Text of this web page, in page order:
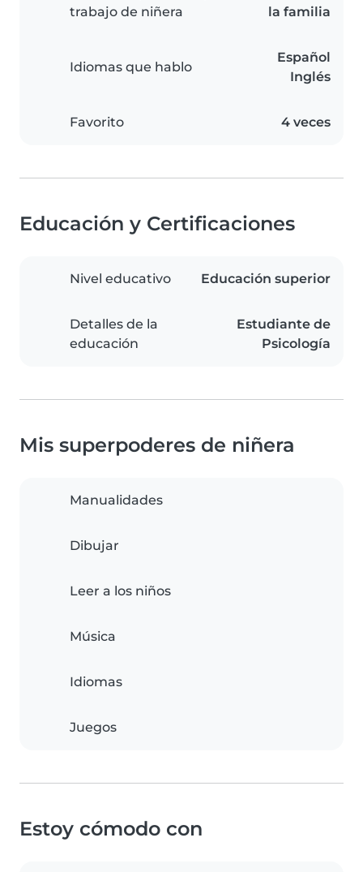
trabajo de niñera
la familia
Idiomas que hablo
Español
Inglés
Favorito 4 veces
Educación y Certificaciones
Nivel educativo Educación superior
Detalles de la
educación
Estudiante de
Psicología
Mis superpoderes de niñera
Manualidades
Dibujar
Leer a los niños
Música
Idiomas
Juegos
Estoy cómodo con